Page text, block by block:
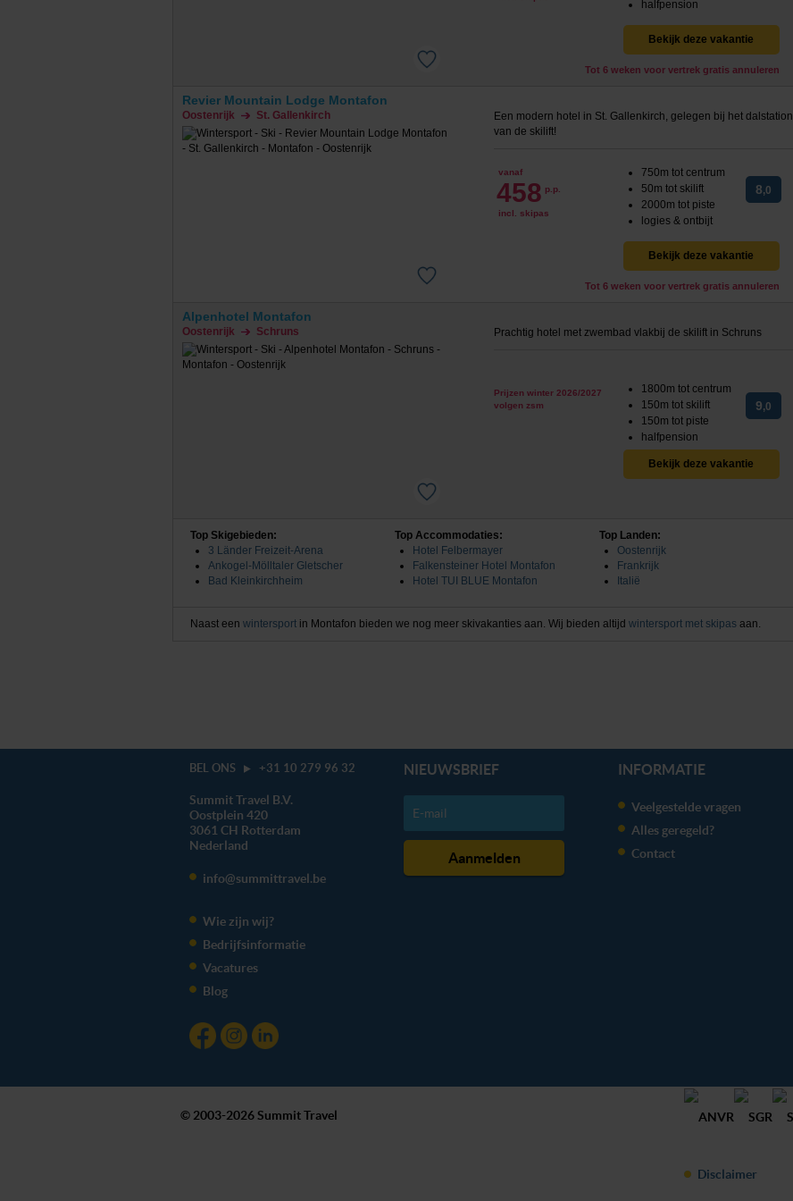
halfpension
Bekijk deze vakantie
Tot 6 weken voor vertrek gratis annuleren
Revier Mountain Lodge Montafon
Oostenrijk St. Gallenkirch
Een modern hotel in St. Gallenkirch, gelegen bij het dalstation
van de skilift!
vanaf
458 p.p.
incl. skipas
750m tot centrum
50m tot skilift
2000m tot piste
logies & ontbijt
8,0
Bekijk deze vakantie
Tot 6 weken voor vertrek gratis annuleren
Alpenhotel Montafon
Oostenrijk Schruns Prachtig hotel met zwembad vlakbij de skilift in Schruns
Prijzen winter 2026/2027
volgen zsm
1800m tot centrum
150m tot skilift
150m tot piste
halfpension
9,0
Bekijk deze vakantie
Top Skigebieden:
3 Länder Freizeit-Arena
Ankogel-Mölltaler Gletscher
Bad Kleinkirchheim
Top Accommodaties:
Hotel Felbermayer
Falkensteiner Hotel Montafon
Hotel TUI BLUE Montafon
Top Landen:
Oostenrijk
Frankrijk
Italië
Naast een wintersportin Montafon bieden we nog meer skivakanties aan. Wij bieden altijd wintersport met skipasaan.
BEL ONS +31 10 279 96 32
Summit Travel B.V.
Oostplein 420
3061 CH Rotterdam
Nederland
info@summittravel.be
Wie zijn wij?
Bedrijfsinformatie
Vacatures
Blog
NIEUWSBRIEF INFORMATIE
Veelgestelde vragen
Alles geregeld?
Contact
© 2003-2026 Summit Travel
Disclaimer